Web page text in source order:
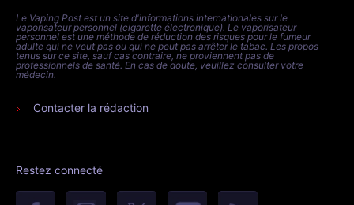
Le Vaping Post est un site d'informations internationales sur le
vaporisateur personnel (cigarette électronique). Le vaporisateur
personnel est une méthode de réduction des risques pour le fumeur
adulte qui ne veut pas ou qui ne peut pas arrêter le tabac. Les propos
tenus sur ce site, sauf cas contraire, ne proviennent pas de
professionnels de santé. En cas de doute, veuillez consulter votre
médecin.
Contacter la rédaction
Restez connecté